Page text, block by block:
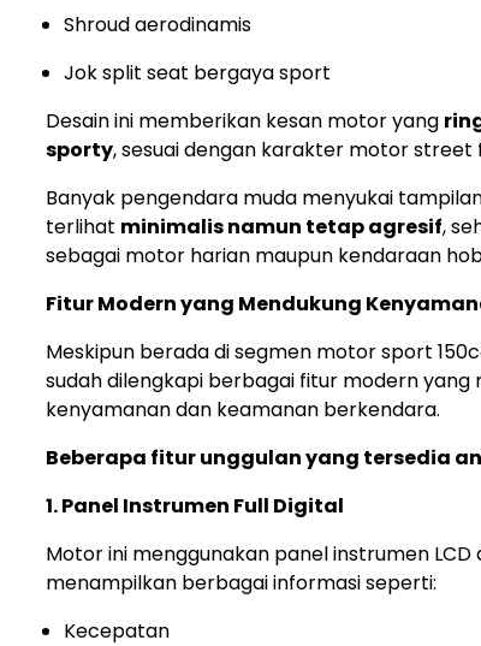
Shroud aerodinamis
Jok split seat bergaya sport
Desain ini memberikan kesan motor yang
sporty, sesuai dengan karakter motor street
Banyak pengendara muda menyukai
terlihat minimalis namun tetap agresif,
sebagai motor harian maupun kendaraan
Fitur Modern yang Mendukung
Meskipun berada di segmen motor sport
sudah dilengkapi berbagai fitur modern yang
kenyamanan dan keamanan berkendara.
Beberapa fitur unggulan yang tersedia
1. Panel Instrumen Full Digital
Motor ini menggunakan panel instrumen LCD
menampilkan berbagai informasi seperti:
Kecepatan